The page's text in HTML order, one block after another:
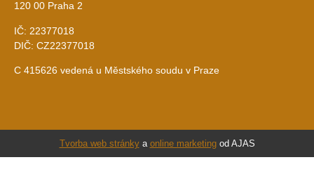
120 00 Praha 2
IČ: 22377018
DIČ: CZ22377018
C 415626 vedená u Městského soudu v Praze
Tvorba web stránkya online marketingod AJAS